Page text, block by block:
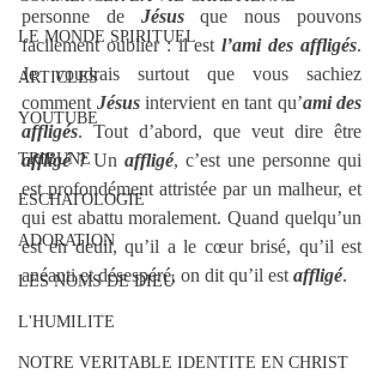
LE MONDE SPIRITUEL
ARTICLES
YOUTUBE
TRIBUNE
ESCHATOLOGIE
ADORATION
LES NOMS DE DIEU
L'HUMILITE
NOTRE VERITABLE IDENTITE EN CHRIST
personne de Jésus que nous pouvons
facilement oublier : il est l’ami des affligés.
Je voudrais surtout que vous sachiez
comment Jésus intervient en tant qu’ami des
affligés
affligé ? Un affligé, c’est une personne qui
est profondément attristée par un malheur, et
qui est abattu moralement. Quand quelqu’un
est en deuil, qu’il a le cœur brisé, qu’il est
anéanti et désespéré, on dit qu’il est affligé.